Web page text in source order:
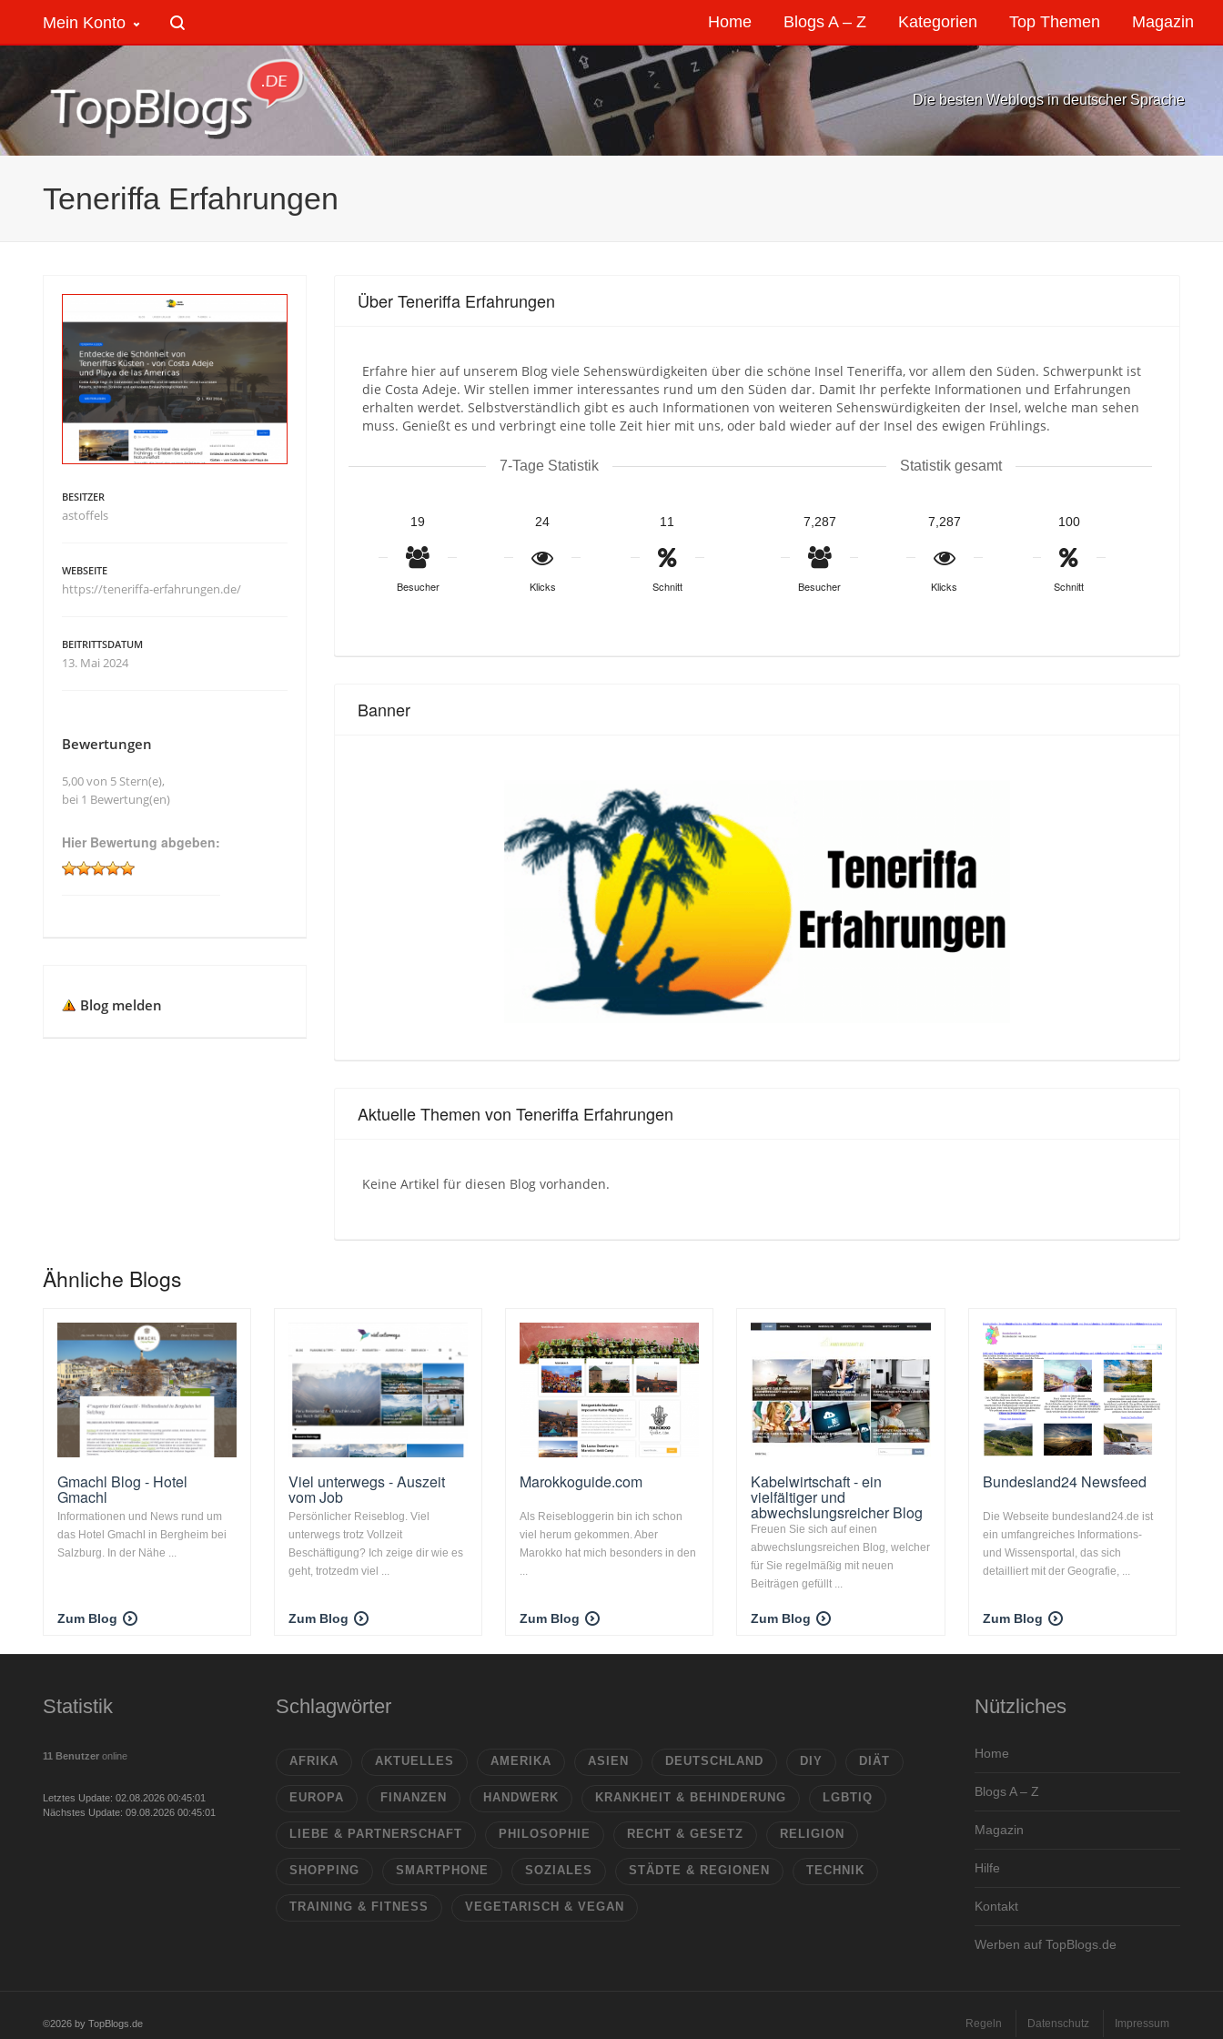
Home Blogs A – Z Kategorien Top Themen Magazin
Mein Konto
Die besten Weblogs in deutscher Sprache
Teneriffa Erfahrungen
Über Teneriffa Erfahrungen
Erfahre hier auf unserem Blog viele Sehenswürdigkeiten über die schöne Insel Teneriffa, vor allem den Süden. Schwerpunkt ist
die Costa Adeje. Wir stellen immer interessantes rund um den Süden dar. Damit Ihr perfekte Informationen und Erfahrungen
erhalten werdet. Selbstverständlich gibt es auch Informationen von weiteren Sehenswürdigkeiten der Insel, welche man sehen
muss. Genießt es und verbringt eine tolle Zeit hier mit uns, oder bald wieder auf der Insel des ewigen Frühlings.
7-Tage Statistik
19
Besucher
24
Klicks
11
Schnitt
Statistik gesamt
7,287
Besucher
7,287
Klicks
100
Schnitt
Banner
Aktuelle Themen von Teneriffa Erfahrungen
Keine Artikel für diesen Blog vorhanden.
BESITZER
astoffels
WEBSEITE
https://teneriffa-erfahrungen.de/
BEITRITTSDATUM
13. Mai 2024
Bewertungen
5,00 von 5 Stern(e),
bei 1 Bewertung(en)
Hier Bewertung abgeben:
Blog melden
Ähnliche Blogs
Gmachl Blog - Hotel
Gmachl
Informationen und News rund um
das Hotel Gmachl in Bergheim bei
Salzburg. In der Nähe ...
Zum Blog
Viel unterwegs - Auszeit
vom Job
Persönlicher Reiseblog. Viel
unterwegs trotz Vollzeit
Beschäftigung? Ich zeige dir wie es
geht, trotzedm viel ...
Zum Blog
Marokkoguide.com
Als Reisebloggerin bin ich schon
viel herum gekommen. Aber
Marokko hat mich besonders in den
...
Zum Blog
Kabelwirtschaft - ein
vielfältiger und
abwechslungsreicher Blog
Freuen Sie sich auf einen
abwechslungsreichen Blog, welcher
für Sie regelmäßig mit neuen
Beiträgen gefüllt ...
Zum Blog
Bundesland24 Newsfeed
Die Webseite bundesland24.de ist
ein umfangreiches Informations-
und Wissensportal, das sich
detailliert mit der Geografie, ...
Zum Blog
Statistik
11 Benutzer online
Letztes Update: 02.08.2026 00:45:01
Nächstes Update: 09.08.2026 00:45:01
Schlagwörter
AFRIKA AKTUELLES AMERIKA ASIEN DEUTSCHLAND DIY DIÄT
EUROPA FINANZEN HANDWERK KRANKHEIT & BEHINDERUNG LGBTIQ
LIEBE & PARTNERSCHAFT PHILOSOPHIE RECHT & GESETZ RELIGION
SHOPPING SMARTPHONE SOZIALES STÄDTE & REGIONEN TECHNIK
TRAINING & FITNESS VEGETARISCH & VEGAN
Nützliches
Home
Blogs A – Z
Magazin
Hilfe
Kontakt
Werben auf TopBlogs.de
©2026 by TopBlogs.de Regeln Datenschutz Impressum